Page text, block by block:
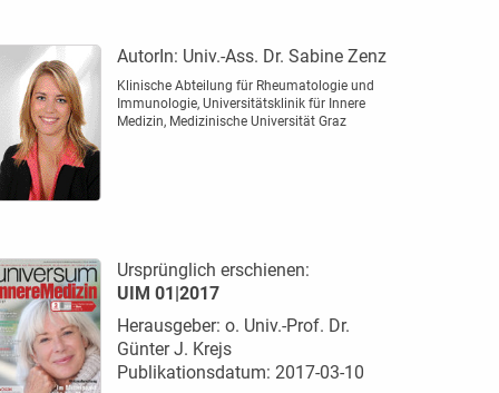
AutorIn: Univ.-Ass. Dr. Sabine Zenz
Klinische Abteilung für Rheumatologie und
Immunologie, Universitätsklinik für Innere
Medizin, Medizinische Universität Graz
Ursprünglich erschienen:
UIM 01|2017
Herausgeber: o. Univ.-Prof. Dr.
Günter J. Krejs
Publikationsdatum: 2017-03-10